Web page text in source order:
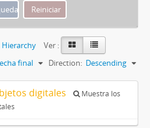
Hierarchy
Ver :
final Direction: Descending
digitales
Muestra los